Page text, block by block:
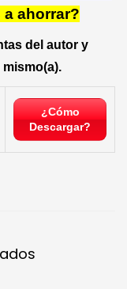
ahorrar?
del autor y
¿Cómo
Descargar?